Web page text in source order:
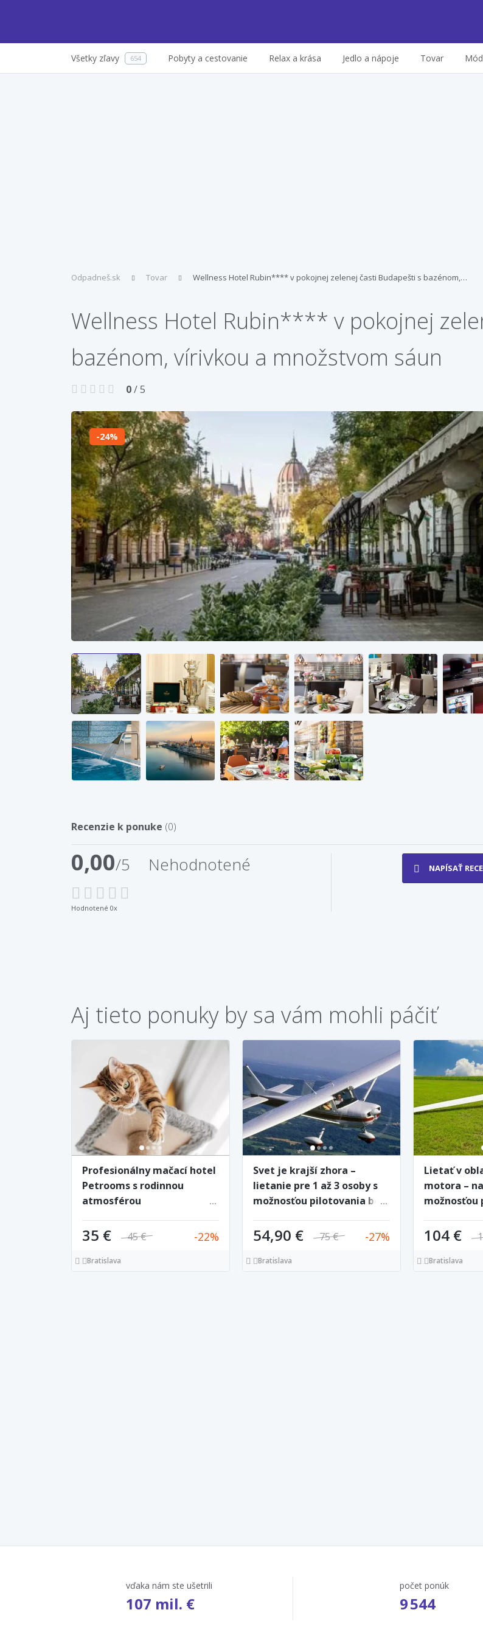
Všetky zľavy 654 Pobyty a cestovanie Relax a krása Jedlo a nápoje Tovar
Odpadneš.sk Tovar Wellness Hotel Rubin**** v pokojnej zelenej časti Budapešti s bazénom,…
Wellness Hotel Rubin**** v pokojnej
bazénom, vírivkou a množstvom sáun
0/ 5
24
Recenzie k ponuke (0)
0,00/5 Nehodnotené
Hodnotené 0x
NAPÍSAŤ
Aj tieto ponuky by sa vám mohli páčiť
Profesionálny mačací hotel
Petrooms s rodinnou
atmosférou
35 € 45 € 22
Bratislava
Svet je krajší zhora –
lietanie pre 1 až 3 osoby s
možnosťou pilotovania bez
54,90 € 75 € 27
Bratislava
Lietať v
motora –
možnosťou
104 €
Bratislava
vďaka nám ste ušetrili
107 mil. €
počet ponúk
9 544